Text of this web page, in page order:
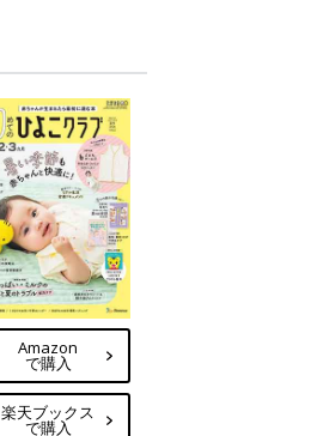
Amazon
で購入
楽天ブックス
で購入